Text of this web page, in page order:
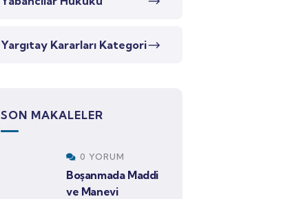
Yargıtay Kararları Kategori
SON MAKALELER
0 YORUM
Boşanmada Maddi
ve Manevi